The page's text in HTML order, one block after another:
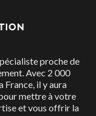
proche de
Avec 2 000
France, il y aura
mettre à votre
et vous offrir la